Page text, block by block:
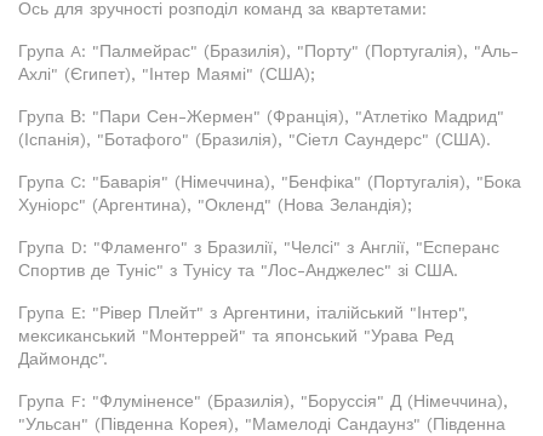
Ось для зручності розподіл команд за квартетами:
Група A: "Палмейрас" (Бразилія), "Порту" (Португалія), "Аль-
Ахлі" (Єгипет), "Інтер Маямі" (США);
Група В: "Пари Сен-Жермен" (Франція), "Атлетіко Мадрид"
(Іспанія), "Ботафого" (Бразилія), "Сіетл Саундерс" (США).
Група C: "Баварія" (Німеччина), "Бенфіка" (Португалія), "Бока
Хуніорс" (Аргентина), "Окленд" (Нова Зеландія);
Група D: "Фламенго" з Бразилії, "Челсі" з Англії, "Есперанс
Спортив де Туніс" з Тунісу та "Лос-Анджелес" зі США.
Група E: "Рівер Плейт" з Аргентини, італійський "Інтер",
мексиканський "Монтеррей" та японський "Урава Ред
Даймондс".
Група F: "Флуміненсе" (Бразилія), "Боруссія" Д (Німеччина),
"Ульсан" (Південна Корея), "Мамелоді Сандаунз" (Південна